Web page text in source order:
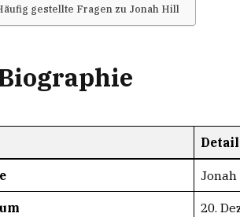
gestellte Fragen zu Jonah Hill
20.